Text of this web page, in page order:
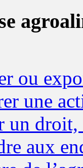
ou
une
un droit,
aux